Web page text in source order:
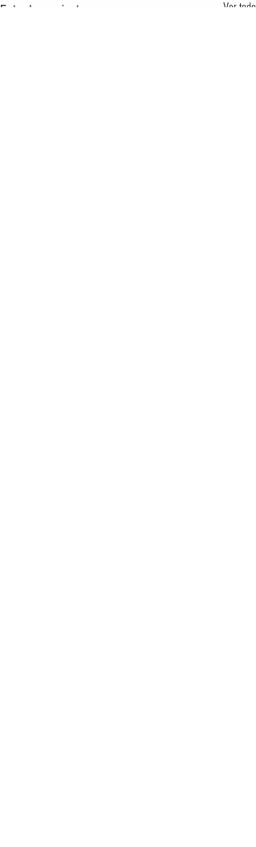
Entradas recientes Ver todo